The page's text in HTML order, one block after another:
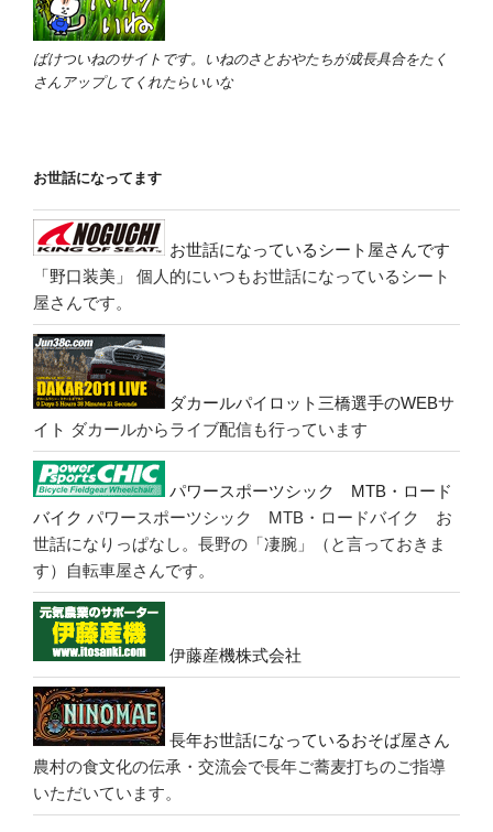
ばけついねのサイトです。いねのさとおやたちが成長具合をたく
さんアップしてくれたらいいな
お世話になってます
お世話になっているシート屋さんです
「野口装美」
個人的にいつもお世話になっているシート
屋さんです。
ダカールパイロット三橋選手のWEBサ
イト ダカールからライブ配信も行っています
パワースポーツシック MTB・ロード
バイク パワースポーツシック MTB・ロードバイク お
世話になりっぱなし。長野の「凄腕」（と言っておきま
す）自転車屋さんです。
伊藤産機株式会社
長年お世話になっているおそば屋さん
農村の食文化の伝承・交流会で長年ご蕎麦打ちのご指導
いただいています。